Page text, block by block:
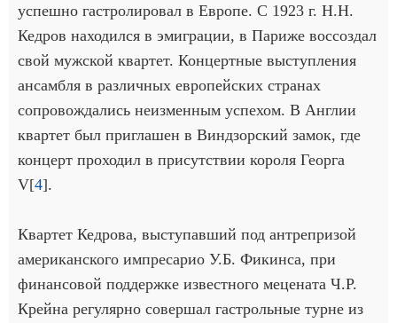
успешно гастролировал в Европе. С 1923 г. Н.Н.
Кедров находился в эмиграции, в Париже воссоздал
свой мужской квартет. Концертные выступления
ансамбля в различных европейских странах
сопровождались неизменным успехом. В Англии
квартет был приглашен в Виндзорский замок, где
концерт проходил в присутствии короля Георга
V[4].
Квартет Кедрова, выступавший под антрепризой
американского импресарио У.Б. Фикинса, при
финансовой поддержке известного мецената Ч.Р.
Крейна регулярно совершал гастрольные турне из